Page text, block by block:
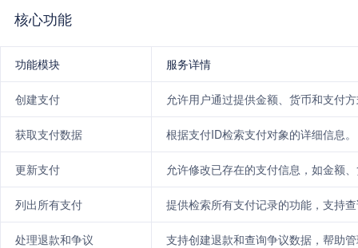
核心功能
功能模块 服务详情
创建支付 允许用户通过提供金额、货币和支付
获取支付数据 根据支付ID检索支付对象的详细信息。
更新支付 允许修改已存在的支付信息，如金额
列出所有支付 提供检索所有支付记录的功能，支持
处理退款和争议 支持创建退款和查询争议数据，帮助